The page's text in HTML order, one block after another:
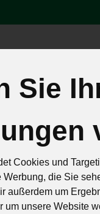
Sie
Cookies und
die Sie
außerdem um
um unsere Website